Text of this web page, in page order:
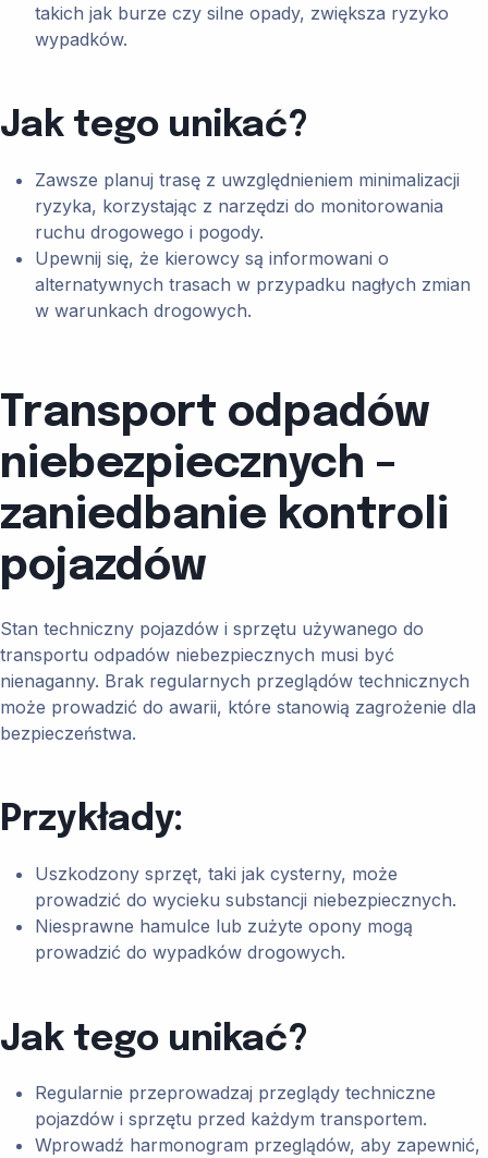
takich jak burze czy silne opady, zwiększa ryzyko
wypadków.
Jak tego unikać?
Zawsze planuj trasę z uwzględnieniem minimalizacji
ryzyka, korzystając z narzędzi do monitorowania
ruchu drogowego i pogody.
Upewnij się, że kierowcy są informowani o
alternatywnych trasach w przypadku nagłych zmian
w warunkach drogowych.
Transport odpadów
niebezpiecznych –
zaniedbanie kontroli
pojazdów
Stan techniczny pojazdów i sprzętu używanego do
transportu odpadów niebezpiecznych musi być
nienaganny. Brak regularnych przeglądów technicznych
może prowadzić do awarii, które stanowią zagrożenie dla
bezpieczeństwa.
Przykłady:
Uszkodzony sprzęt, taki jak cysterny, może
prowadzić do wycieku substancji niebezpiecznych.
Niesprawne hamulce lub zużyte opony mogą
prowadzić do wypadków drogowych.
Jak tego unikać?
Regularnie przeprowadzaj przeglądy techniczne
pojazdów i sprzętu przed każdym transportem.
Wprowadź harmonogram przeglądów, aby zapewnić,